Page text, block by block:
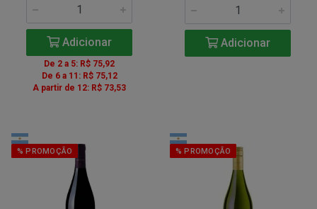
Adicionar
De 2 a 5: R$ 75,92
De 6 a 11: R$ 75,12
A partir de 12: R$ 73,53
Adicionar
% PROMOÇÃO % PROMOÇÃO